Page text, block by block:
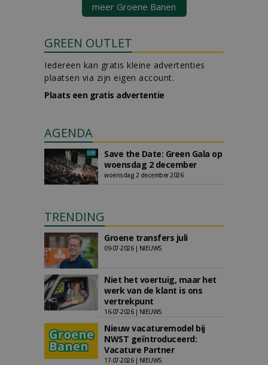
meer Groene Banen
GREEN OUTLET
Iedereen kan gratis kleine advertenties
plaatsen via zijn eigen account.
Plaats een gratis advertentie
AGENDA
Save the Date: Green Gala op
woensdag 2 december
woensdag 2 december 2026
TRENDING
Groene transfers juli
09-07-2026 | NIEUWS
Niet het voertuig, maar het
werk van de klant is ons
vertrekpunt
16-07-2026 | NIEUWS
Nieuw vacaturemodel bij
NWST geïntroduceerd:
Vacature Partner
17-07-2026 | NIEUWS